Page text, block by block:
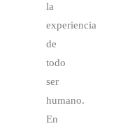
la
experiencia
de
todo
ser
humano.
En